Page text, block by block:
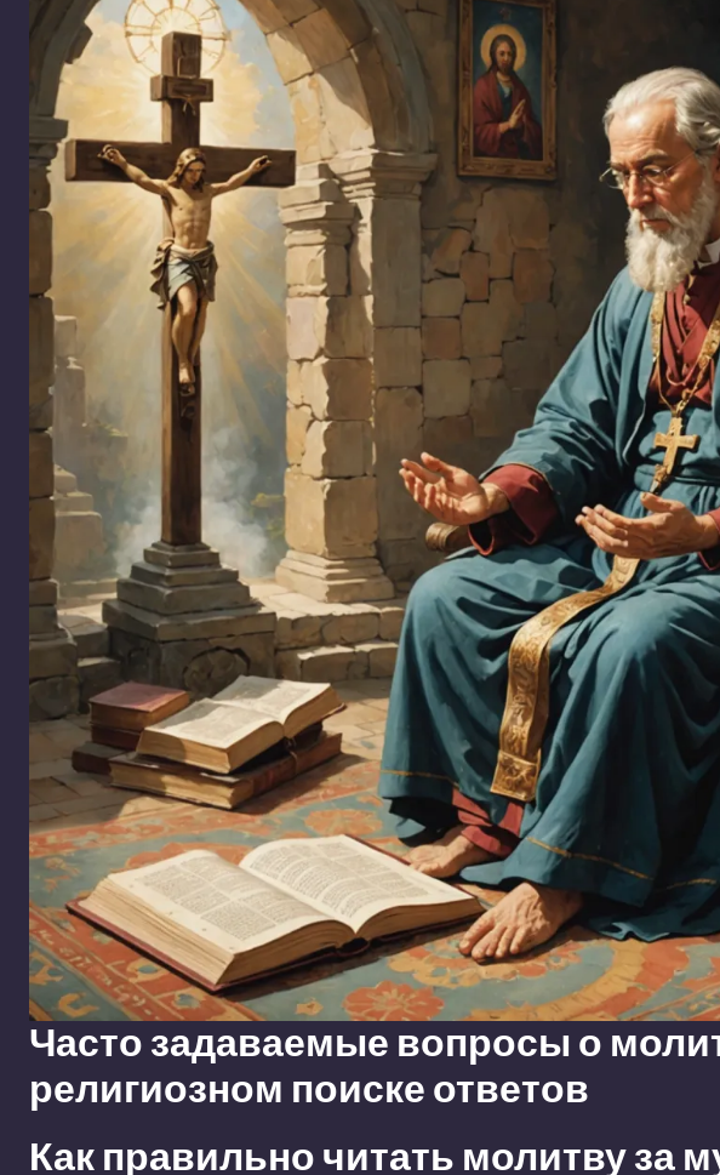
Часто задаваемые вопросы о
религиозном поиске ответов
Как правильно читать молитву за